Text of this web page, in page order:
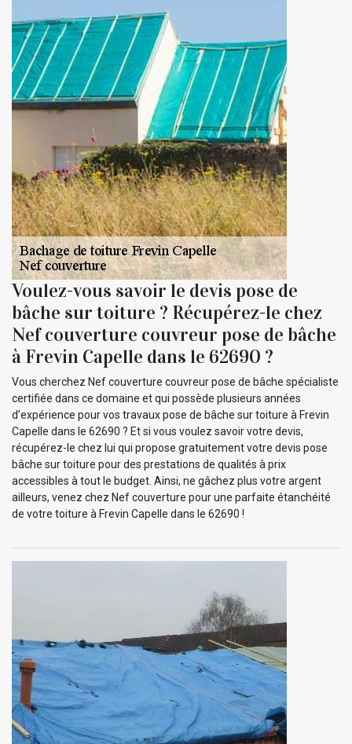
Voulez-vous savoir le devis pose de
bâche sur toiture ? Récupérez-le chez
Nef couverture couvreur pose de bâche
à Frevin Capelle dans le 62690 ?
Vous cherchez Nef couverture couvreur pose de bâche spécialiste
certifiée dans ce domaine et qui possède plusieurs années
d’expérience pour vos travaux pose de bâche sur toiture à Frevin
Capelle dans le 62690 ? Et si vous voulez savoir votre devis,
récupérez-le chez lui qui propose gratuitement votre devis pose
bâche sur toiture pour des prestations de qualités à prix
accessibles à tout le budget. Ainsi, ne gâchez plus votre argent
ailleurs, venez chez Nef couverture pour une parfaite étanchéité
de votre toiture à Frevin Capelle dans le 62690 !